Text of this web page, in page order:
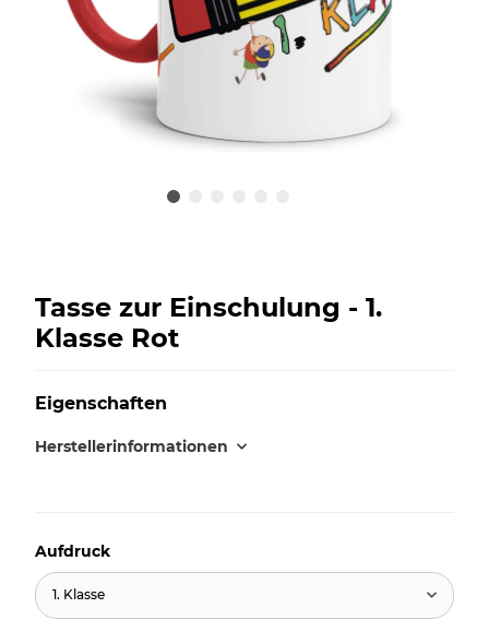
Tasse zur Einschulung - 1.
Klasse Rot
Eigenschaften
Herstellerinformationen
Aufdruck
1. Klasse